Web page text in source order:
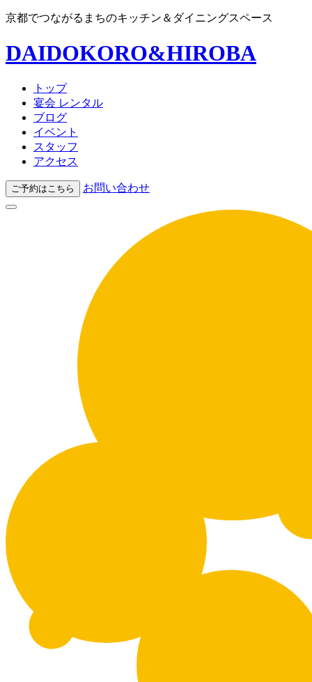
京都でつながるまちのキッチン＆ダイニングスペース
DAIDOKORO&HIROBA
トップ
宴会 レンタル
ブログ
イベント
スタッフ
アクセス
ご予約はこちら お問い合わせ